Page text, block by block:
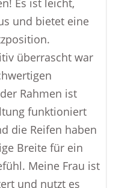
Es ist leicht,
und bietet eine
überrascht war
Rahmen ist
funktioniert
die Reifen haben
Breite für ein
Meine Frau ist
und nutzt es